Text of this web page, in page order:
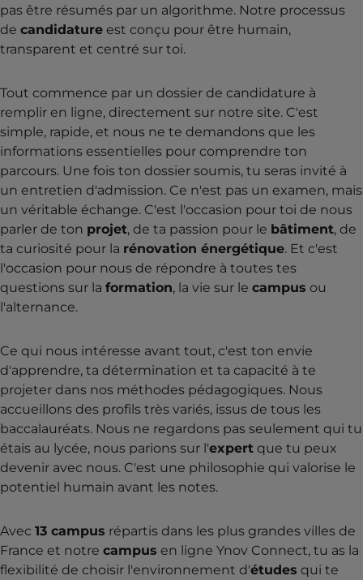
pas être résumés par un algorithme. Notre processus
de candidature est conçu pour être humain,
transparent et centré sur toi.
Tout commence par un dossier de candidature à
remplir en ligne, directement sur notre site. C'est
simple, rapide, et nous ne te demandons que les
informations essentielles pour comprendre ton
parcours. Une fois ton dossier soumis, tu seras invité à
un entretien d'admission. Ce n'est pas un examen, mais
un véritable échange. C'est l'occasion pour toi de nous
parler de ton projet, de ta passion pour le bâtiment, de
ta curiosité pour la rénovation énergétique. Et c'est
l'occasion pour nous de répondre à toutes tes
questions sur la formation, la vie sur le campus ou
l'alternance.
Ce qui nous intéresse avant tout, c'est ton envie
d'apprendre, ta détermination et ta capacité à te
projeter dans nos méthodes pédagogiques. Nous
accueillons des profils très variés, issus de tous les
baccalauréats. Nous ne regardons pas seulement qui tu
étais au lycée, nous parions sur l'expert que tu peux
devenir avec nous. C'est une philosophie qui valorise le
potentiel humain avant les notes.
Avec 13 campus répartis dans les plus grandes villes de
France et notre campus en ligne Ynov Connect, tu as la
flexibilité de choisir l'environnement d'études qui te